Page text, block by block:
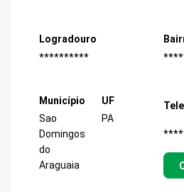
Logradouro
**********
Município
Sao
Domingos
do
Araguaia
UF
PA